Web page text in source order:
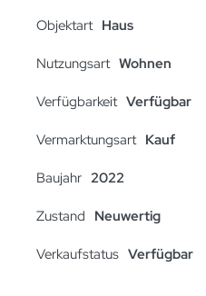
Objektart Haus
Nutzungsart Wohnen
Verfügbarkeit Verfügbar
Vermarktungsart Kauf
Baujahr 2022
Zustand Neuwertig
Verkaufstatus Verfügbar